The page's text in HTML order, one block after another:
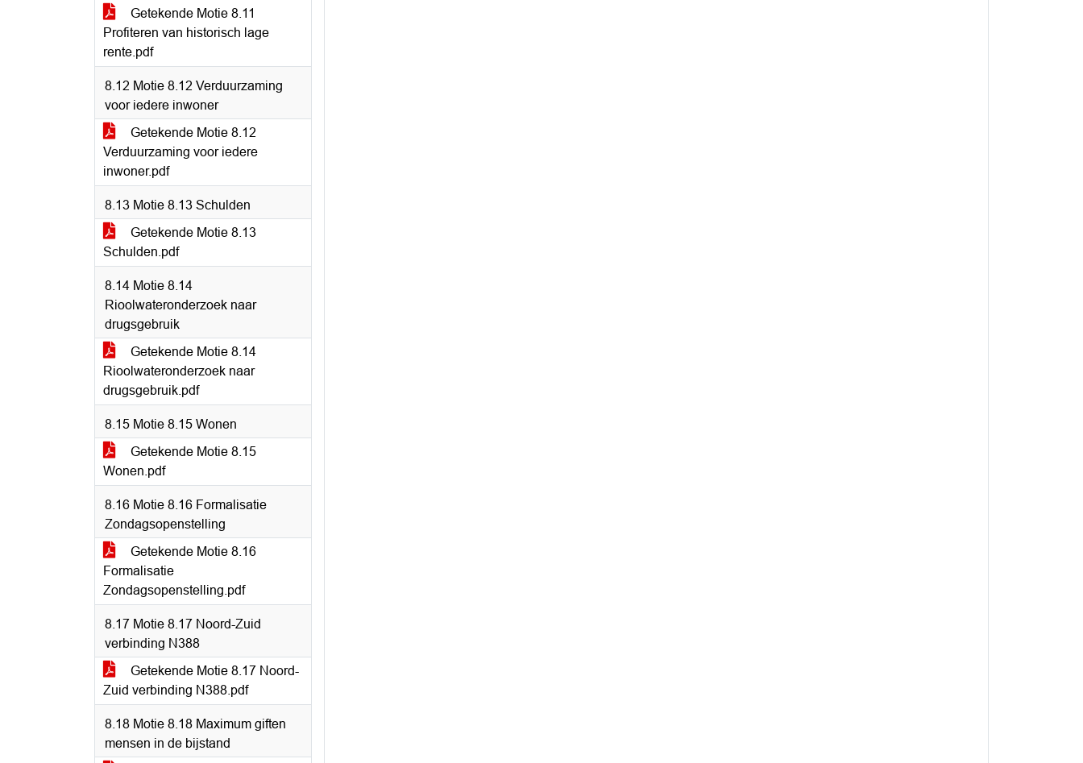
Getekende Motie 8.11
Profiteren van historisch lage
rente.pdf
8.12 Motie 8.12 Verduurzaming
voor iedere inwoner
Getekende Motie 8.12
Verduurzaming voor iedere
inwoner.pdf
8.13 Motie 8.13 Schulden
Getekende Motie 8.13
Schulden.pdf
8.14 Motie 8.14
Rioolwateronderzoek naar
drugsgebruik
Getekende Motie 8.14
Rioolwateronderzoek naar
drugsgebruik.pdf
8.15 Motie 8.15 Wonen
Getekende Motie 8.15
Wonen.pdf
8.16 Motie 8.16 Formalisatie
Zondagsopenstelling
Getekende Motie 8.16
Formalisatie
Zondagsopenstelling.pdf
8.17 Motie 8.17 Noord-Zuid
verbinding N388
Getekende Motie 8.17 Noord-
Zuid verbinding N388.pdf
8.18 Motie 8.18 Maximum giften
mensen in de bijstand